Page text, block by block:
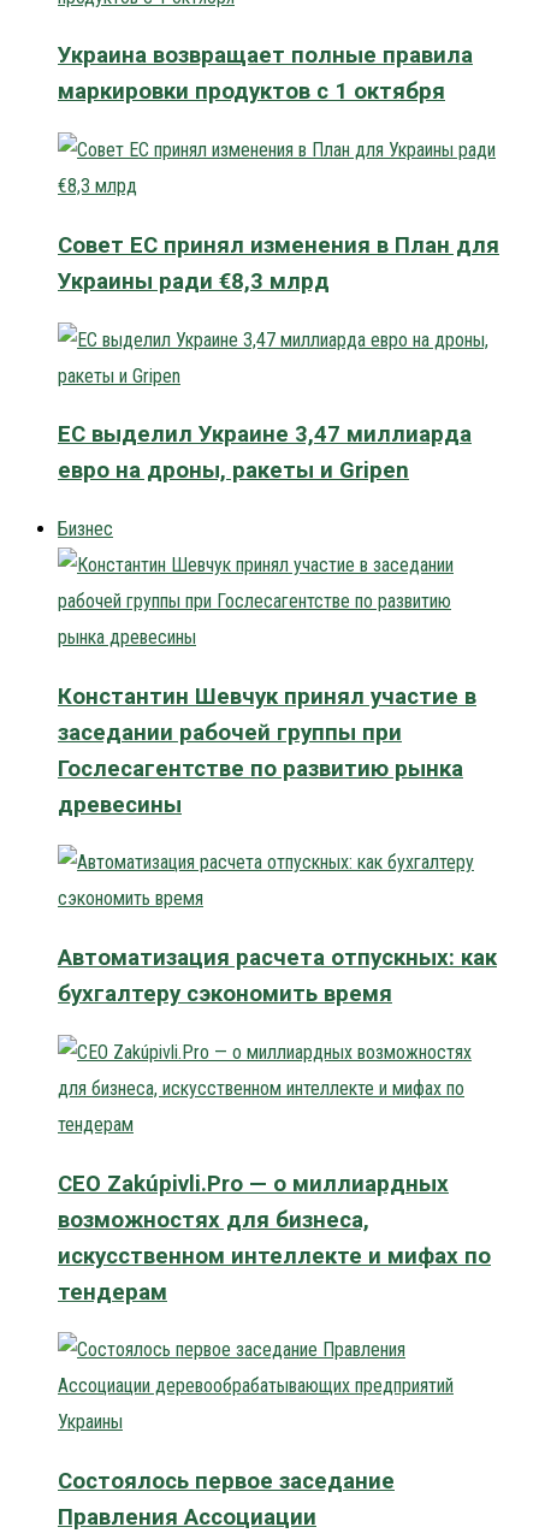
Украина возвращает полные правила
маркировки продуктов с 1 октября
Совет ЕС принял изменения в План для
Украины ради €8,3 млрд
ЕС выделил Украине 3,47 миллиарда
евро на дроны, ракеты и Gripen
Бизнес
Константин Шевчук принял участие в
заседании рабочей группы при
Гослесагентстве по развитию рынка
древесины
Автоматизация расчета отпускных: как
бухгалтеру сэкономить время
CEO Zakúpivli.Pro — о миллиардных
возможностях для бизнеса,
искусственном интеллекте и мифах по
тендерам
Состоялось первое заседание
Правления Ассоциации